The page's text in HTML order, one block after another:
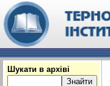
Шукати в архіві